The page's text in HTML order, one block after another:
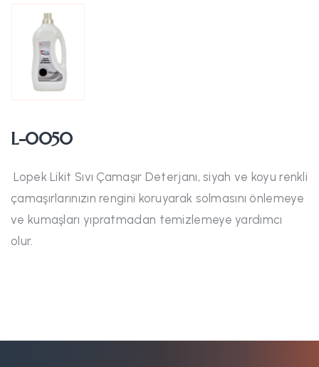
L-0050
Lopek Likit Sıvı Çamaşır Deterjanı, siyah ve koyu renkli
çamaşırlarınızın rengini koruyarak solmasını önlemeye
ve kumaşları yıpratmadan temizlemeye yardımcı
olur.